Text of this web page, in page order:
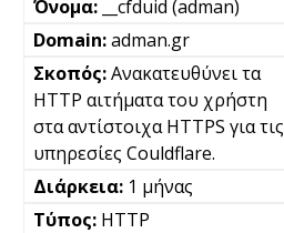
__cfduid (adman)
adman.gr
Ανακατευθύνει τα
HTTP αιτήματα του χρήστη
στα αντίστοιχα HTTPS για τις
υπηρεσίες Couldflare.
1 μήνας
HTTP